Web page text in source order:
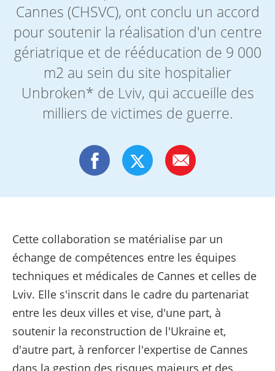
Cannes (CHSVC), ont conclu un accord
pour soutenir la réalisation d'un centre
gériatrique et de rééducation de 9 000
m2 au sein du site hospitalier
Unbroken* de Lviv, qui accueille des
milliers de victimes de guerre.
Cette collaboration se matérialise par un
échange de compétences entre les équipes
techniques et médicales de Cannes et celles de
Lviv. Elle s'inscrit dans le cadre du partenariat
entre les deux villes et vise, d'une part, à
soutenir la reconstruction de l'Ukraine et,
d'autre part, à renforcer l'expertise de Cannes
dans la gestion des risques majeurs et des